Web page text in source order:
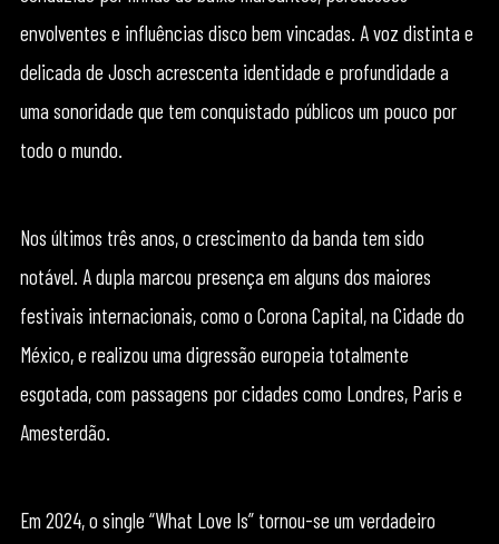
envolventes e influências disco bem vincadas. A voz distinta e
delicada de Josch acrescenta identidade e profundidade a
uma sonoridade que tem conquistado públicos um pouco por
todo o mundo.
Nos últimos três anos, o crescimento da banda tem sido
notável. A dupla marcou presença em alguns dos maiores
festivais internacionais, como o Corona Capital, na Cidade do
México, e realizou uma digressão europeia totalmente
esgotada, com passagens por cidades como Londres, Paris e
Amesterdão.
Em 2024, o single “What Love Is” tornou-se um verdadeiro